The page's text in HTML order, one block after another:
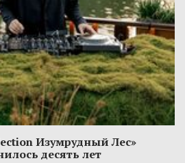
Изумрудный Лес»
десять лет